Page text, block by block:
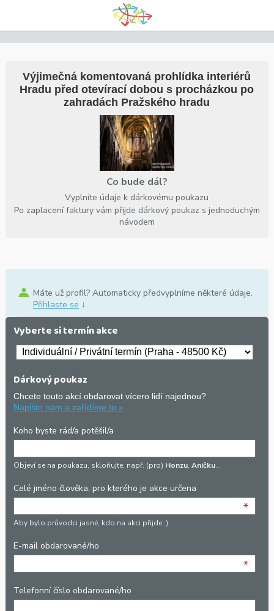
Výjimečná komentovaná prohlídka interiérů
Hradu před otevírací dobou s procházkou po
zahradách Pražského hradu
Co bude dál?
Vyplníte údaje k dárkovému poukazu
Po zaplacení faktury vám přijde dárkový poukaz s jednoduchým
návodem
Máte už profil? Automaticky předvyplníme některé údaje.
Přihlaste se ↓
Vyberte si termín akce
Dárkový poukaz
Chcete touto akcí obdarovat vícero lidí najednou?
Napište nám a zařídíme to »
Koho byste rád/a potěšil/a
Objeví se na poukazu, skloňujte, např. (pro) Honzu, Aničku…
Celé jméno člověka, pro kterého je akce určena
*
Aby bylo průvodci jasné, kdo na akci přijde :)
E-mail obdarované/ho
*
Telefonní číslo obdarované/ho